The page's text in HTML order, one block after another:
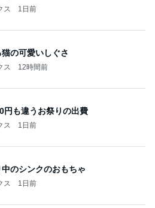
ス 1日前
の可愛いしぐさ
ス 12時間前
円も違うお祭りの出費
ス 1日前
のシンクのおもちゃ
ス 1日前